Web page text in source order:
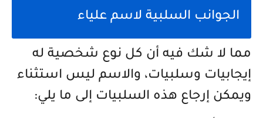
الجوانب السلبية لاسم علياء
مما لا شك فيه أن كل نوع شخصية له
إيجابيات وسلبيات، والاسم ليس استثناء
ويمكن إرجاع هذه السلبيات إلى ما يلي: